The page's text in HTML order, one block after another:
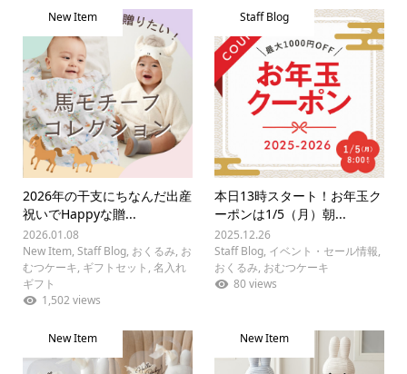
New Item
2026年の干支にちなんだ出産
祝いでHappyな贈...
2026.01.08
New Item, Staff Blog, おくるみ, お
むつケーキ, ギフトセット , 名入れ
ギフト
1,502 views
Staff Blog
本日13時スタート！お年玉ク
ーポンは1/5（月）朝...
2025.12.26
Staff Blog, イベント・セール情報,
おくるみ, おむつケーキ
80 views
New Item New Item